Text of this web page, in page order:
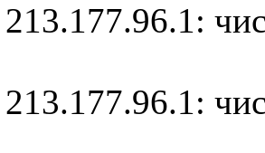
213.177.96.1:
213.177.96.1: